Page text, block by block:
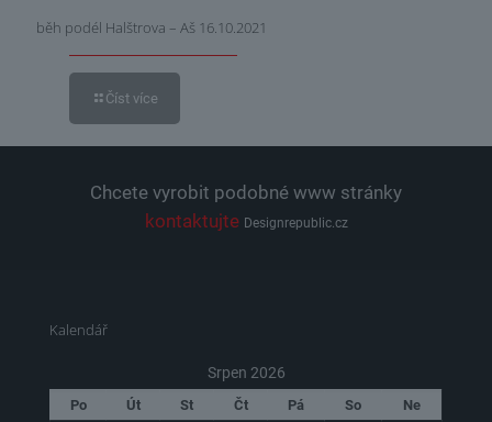
běh podél Halštrova – Aš 16.10.2021
Číst více
Chcete vyrobit podobné www stránky
kontaktujte Designrepublic.cz
Kalendář
Srpen 2026
Po Út St Čt Pá So
Ne